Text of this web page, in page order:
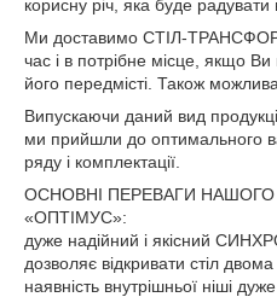
корисну річ, яка буде радувати
Ми доставимо СТІЛ-
час і в потрібне місце, якщо
його передмісті. Також
Випускаючи даний вид
ми прийшли до оптимального
ряду і комплектації.
ОСНОВНІ ПЕРЕВАГИ НАШОГО
«ОПТІМУС»:
дуже надійний і якісний
дозволяє відкривати стіл
наявність внутрішньої ніші